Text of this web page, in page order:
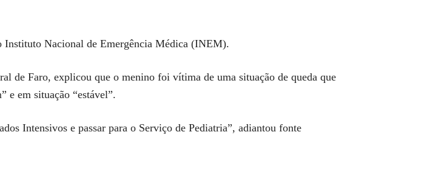
Instituto Nacional de Emergência Médica (INEM).
de Faro, explicou que o menino foi vítima de uma situação de queda que
e em situação “estável”.
Intensivos e passar para o Serviço de Pediatria”, adiantou fonte